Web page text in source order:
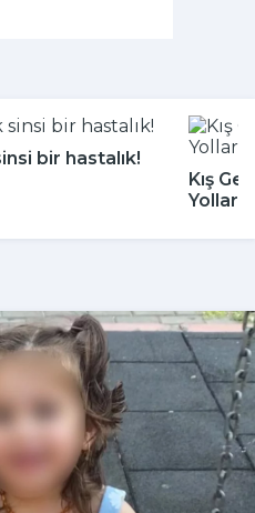
bir hastalık!
Kış
Yolları